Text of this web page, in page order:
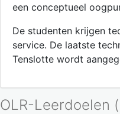
een conceptueel
De studenten krijgen
service. De laatste
Tenslotte wordt
OLR-Leerdoelen